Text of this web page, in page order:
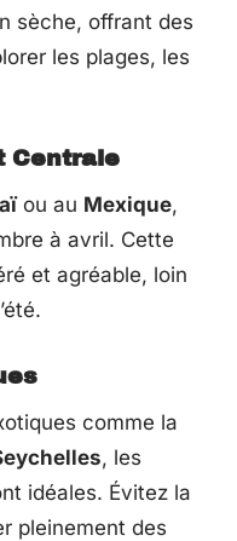
sèche, offrant des
les plages, les
Centrale
ou au Mexique,
à avril. Cette
et agréable, loin
comme la
, les
idéales. Évitez la
pleinement des